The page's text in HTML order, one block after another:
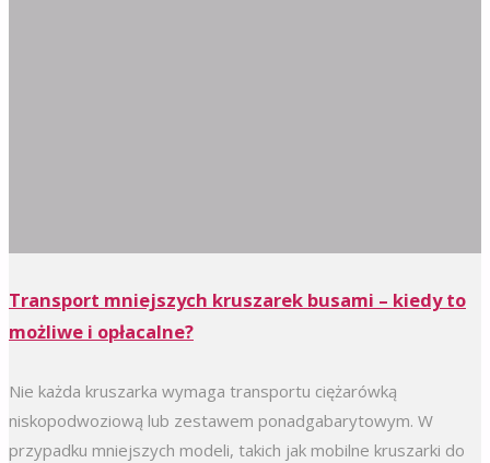
Transport mniejszych kruszarek busami – kiedy to
możliwe i opłacalne?
Nie każda kruszarka wymaga transportu ciężarówką
niskopodwoziową lub zestawem ponadgabarytowym. W
przypadku mniejszych modeli, takich jak mobilne kruszarki do